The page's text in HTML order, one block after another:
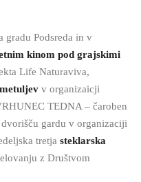
gradu Podsreda in v
kinom pod grajskimi
Life Naturaviva,
v organizaicji
TEDNA – čaroben
dvorišču gardu v organizaciji
tretja steklarska
z Društvom